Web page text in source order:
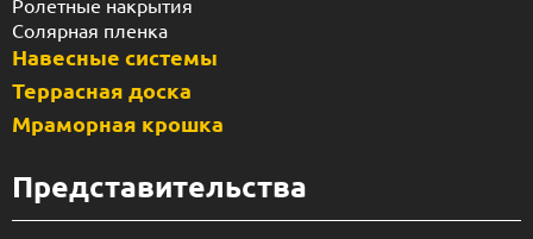
Ролетные накрытия
Солярная пленка
Навесные системы
Террасная доска
Мраморная крошка
Представительства